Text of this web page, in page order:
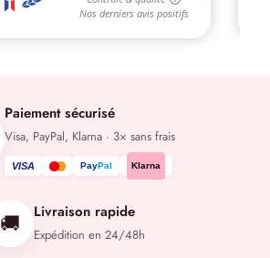
Paiement sécurisé
Visa, PayPal, Klarna · 3× sans frais
VISA PayPal Klarna
🚚 Livraison rapide
Expédition en 24/48h